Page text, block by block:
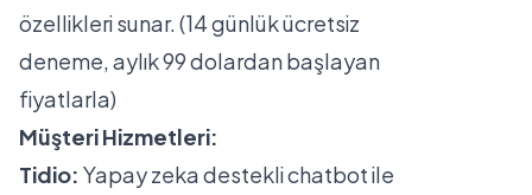
özellikleri sunar. (14 günlük ücretsiz
deneme, aylık 99 dolardan başlayan
fiyatlarla)
Müşteri Hizmetleri:
Tidio: Yapay zeka destekli chatbot ile